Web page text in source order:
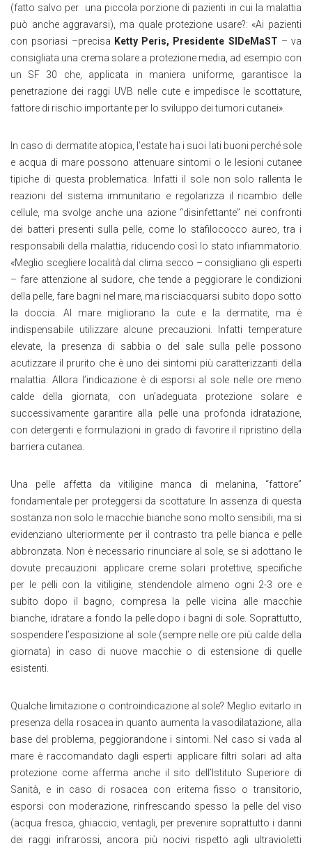
(fatto salvo per una piccola porzione di pazienti in cui la malattia
può anche aggravarsi), ma quale protezione usare?: «Ai pazienti
con psoriasi –precisa Ketty Peris, Presidente SIDeMaST – va
consigliata una crema solare a protezione media, ad esempio con
un SF 30 che, applicata in maniera uniforme, garantisce la
penetrazione dei raggi UVB nelle cute e impedisce le scottature,
fattore di rischio importante per lo sviluppo dei tumori cutanei».
In caso di dermatite atopica, l’estate ha i suoi lati buoni perché sole
e acqua di mare possono attenuare sintomi o le lesioni cutanee
tipiche di questa problematica. Infatti il sole non solo rallenta le
reazioni del sistema immunitario e regolarizza il ricambio delle
cellule, ma svolge anche una azione “disinfettante” nei confronti
dei batteri presenti sulla pelle, come lo stafilococco aureo, tra i
responsabili della malattia, riducendo così lo stato infiammatorio.
«Meglio scegliere località dal clima secco – consigliano gli esperti
– fare attenzione al sudore, che tende a peggiorare le condizioni
della pelle, fare bagni nel mare, ma risciacquarsi subito dopo sotto
la doccia. Al mare migliorano la cute e la dermatite, ma è
indispensabile utilizzare alcune precauzioni. Infatti temperature
elevate, la presenza di sabbia o del sale sulla pelle possono
acutizzare il prurito che è uno dei sintomi più caratterizzanti della
malattia. Allora l’indicazione è di esporsi al sole nelle ore meno
calde della giornata, con un’adeguata protezione solare e
successivamente garantire alla pelle una profonda idratazione,
con detergenti e formulazioni in grado di favorire il ripristino della
barriera cutanea.
Una pelle affetta da vitiligine manca di melanina, “fattore”
fondamentale per proteggersi da scottature. In assenza di questa
sostanza non solo le macchie bianche sono molto sensibili, ma si
evidenziano ulteriormente per il contrasto tra pelle bianca e pelle
abbronzata. Non è necessario rinunciare al sole, se si adottano le
dovute precauzioni: applicare creme solari protettive, specifiche
per le pelli con la vitiligine, stendendole almeno ogni 2-3 ore e
subito dopo il bagno, compresa la pelle vicina alle macchie
bianche, idratare a fondo la pelle dopo i bagni di sole. Soprattutto,
sospendere l’esposizione al sole (sempre nelle ore più calde della
giornata) in caso di nuove macchie o di estensione di quelle
esistenti.
Qualche limitazione o controindicazione al sole? Meglio evitarlo in
presenza della rosacea in quanto aumenta la vasodilatazione, alla
base del problema, peggiorandone i sintomi. Nel caso si vada al
mare è raccomandato dagli esperti applicare filtri solari ad alta
protezione come afferma anche il sito dell’Istituto Superiore di
Sanità, e in caso di rosacea con eritema fisso o transitorio,
esporsi con moderazione, rinfrescando spesso la pelle del viso
(acqua fresca, ghiaccio, ventagli, per prevenire soprattutto i danni
dei raggi infrarossi, ancora più nocivi rispetto agli ultravioletti